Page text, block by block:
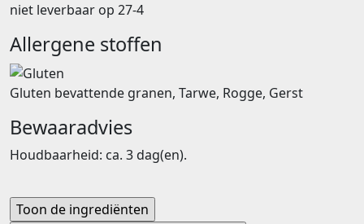
niet leverbaar op 27-4
Allergene stoffen
Gluten bevattende granen, Tarwe, Rogge, Gerst
Bewaaradvies
Houdbaarheid: ca. 3 dag(en).